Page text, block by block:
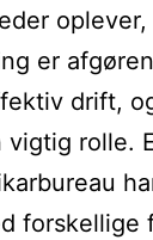
er
drift,
vigtig rolle.
forskellige